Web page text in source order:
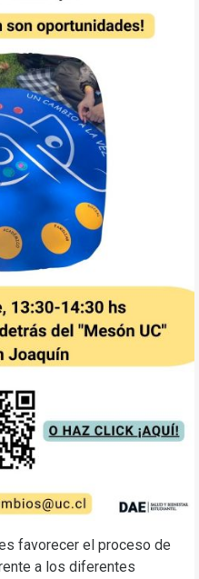
favorecer el proceso de
a los diferentes